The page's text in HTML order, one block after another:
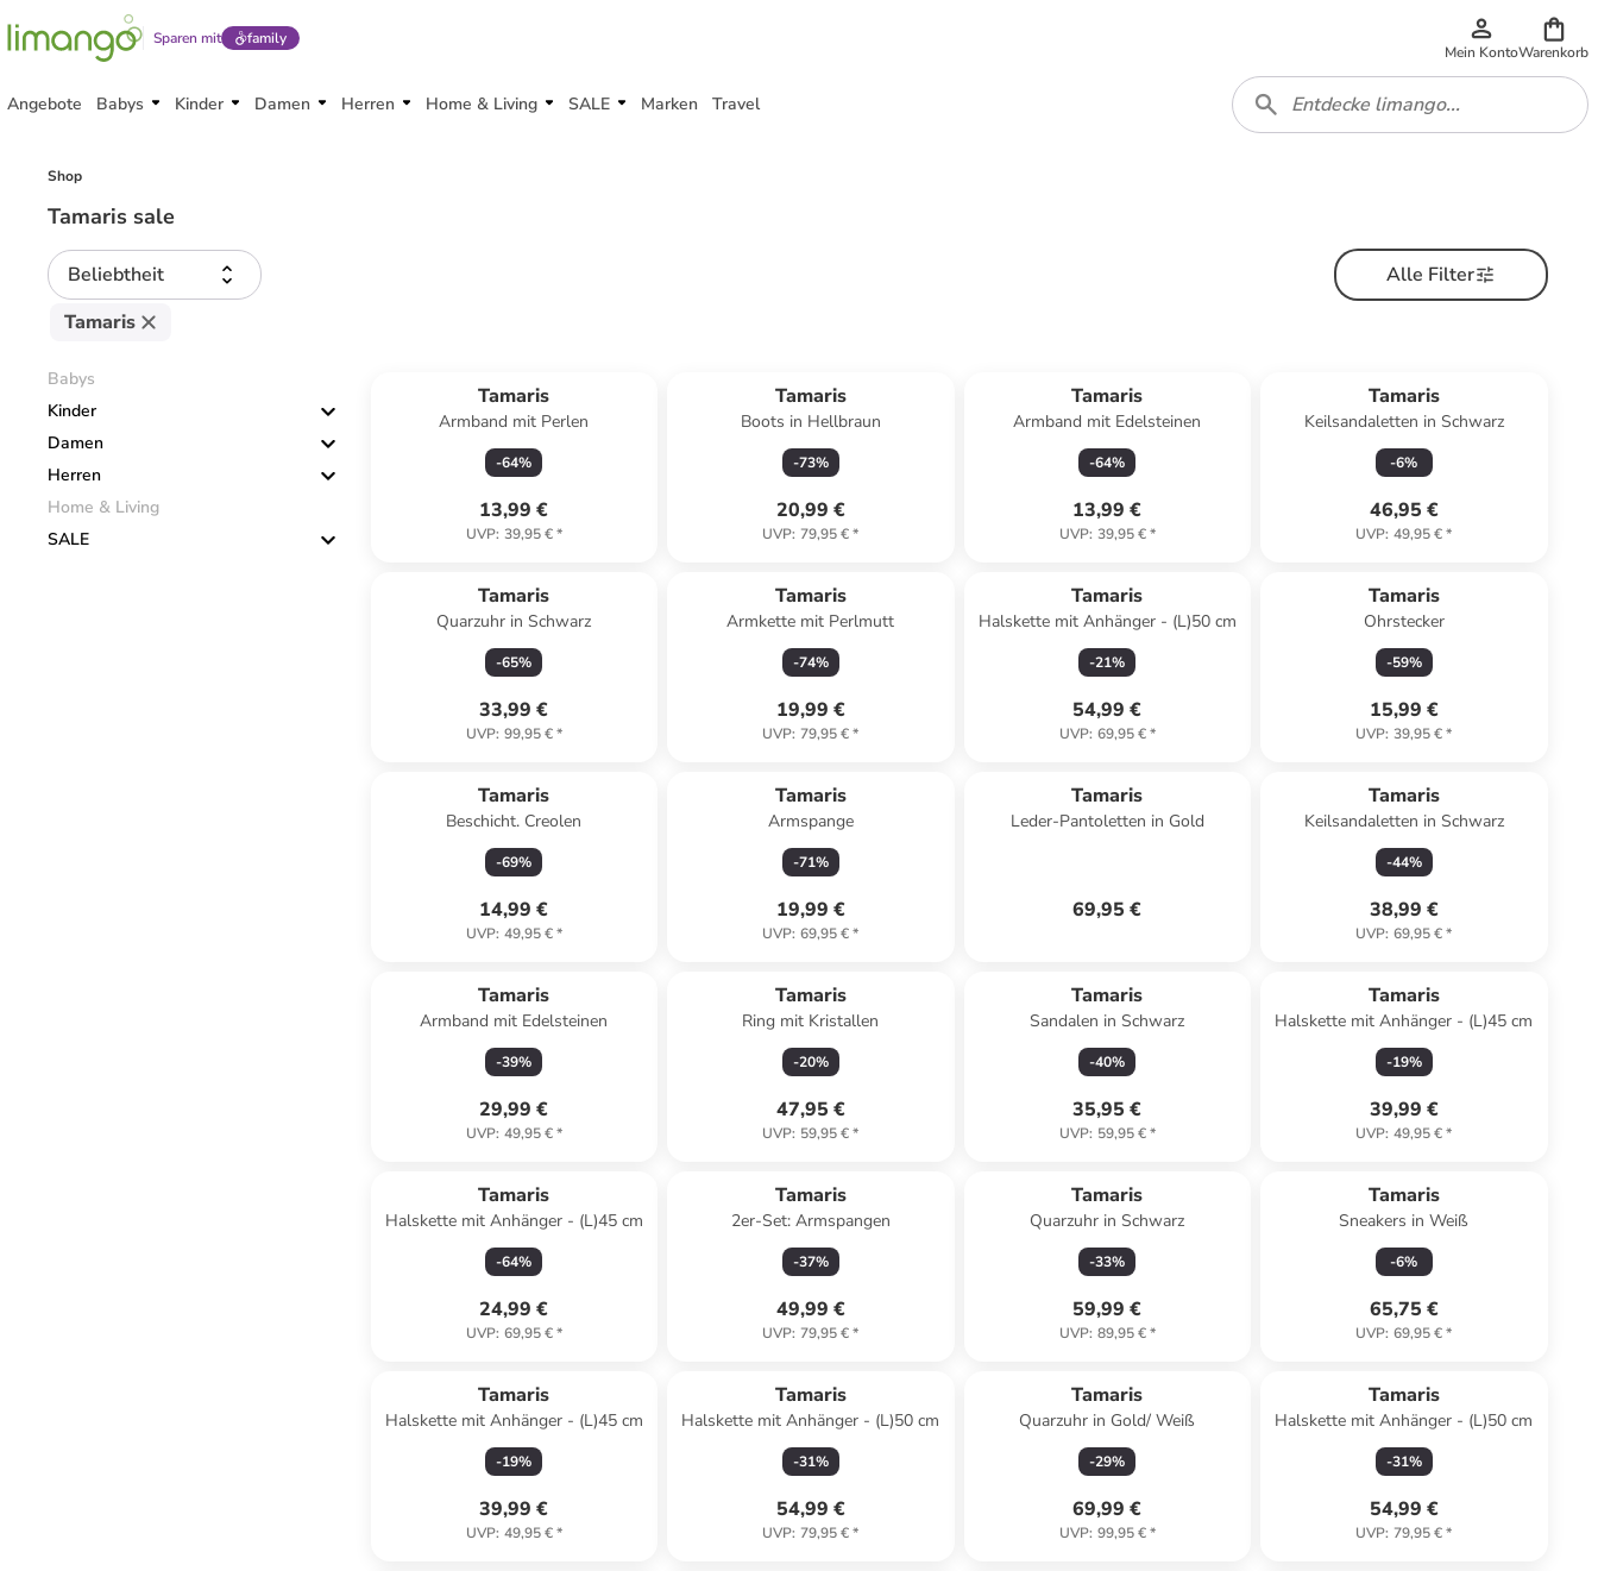
Sparen mit family
Mein KontoWarenkorb
Angebote Babys Kinder Damen Herren Home & Living SALE Marken Travel
Shop
Tamaris sale
Beliebtheit
Alle Filter
Tamaris
Babys
Kinder
Damen
Herren
Home & Living
SALE
Tamaris
Armband mit Perlen
-64%
13,99 €
UVP: 39,95 €*
Tamaris
Boots in Hellbraun
-73%
20,99 €
UVP: 79,95 €*
Tamaris
Armband mit Edelsteinen
-64%
13,99 €
UVP: 39,95 €*
Tamaris
Keilsandaletten in Schwarz
-6%
46,95 €
UVP: 49,95 €*
Tamaris
Quarzuhr in Schwarz
-65%
33,99 €
UVP: 99,95 €*
Tamaris
Armkette mit Perlmutt
-74%
19,99 €
UVP: 79,95 €*
Tamaris
Halskette mit Anhänger - (L)50 cm
-21%
54,99 €
UVP: 69,95 €*
Tamaris
Ohrstecker
-59%
15,99 €
UVP: 39,95 €*
Tamaris
Beschicht. Creolen
-69%
14,99 €
UVP: 49,95 €*
Tamaris
Armspange
-71%
19,99 €
UVP: 69,95 €*
Tamaris
Leder-Pantoletten in Gold
69,95 €
Tamaris
Keilsandaletten in Schwarz
-44%
38,99 €
UVP: 69,95 €*
Tamaris
Armband mit Edelsteinen
-39%
29,99 €
UVP: 49,95 €*
Tamaris
Ring mit Kristallen
-20%
47,95 €
UVP: 59,95 €*
Tamaris
Sandalen in Schwarz
-40%
35,95 €
UVP: 59,95 €*
Tamaris
Halskette mit Anhänger - (L)45 cm
-19%
39,99 €
UVP: 49,95 €*
Tamaris
Halskette mit Anhänger - (L)45 cm
-64%
24,99 €
UVP: 69,95 €*
Tamaris
2er-Set: Armspangen
-37%
49,99 €
UVP: 79,95 €*
Tamaris
Quarzuhr in Schwarz
-33%
59,99 €
UVP: 89,95 €*
Tamaris
Sneakers in Weiß
-6%
65,75 €
UVP: 69,95 €*
Tamaris
Halskette mit Anhänger - (L)45 cm
-19%
39,99 €
UVP: 49,95 €*
Tamaris
Halskette mit Anhänger - (L)50 cm
-31%
54,99 €
UVP: 79,95 €*
Tamaris
Quarzuhr in Gold/ Weiß
-29%
69,99 €
UVP: 99,95 €*
Tamaris
Halskette mit Anhänger - (L)50 cm
-31%
54,99 €
UVP: 79,95 €*